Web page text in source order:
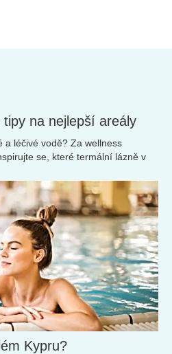
na nejlepší areály
a léčivé vodě? Za wellness
se, které termální lázně v
Kypru?